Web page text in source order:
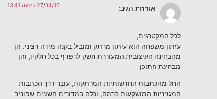
אורחת הגיב: 27/04/10 בשעה 13:41
לכל המקטרגים,
עיתון משפחה הוא עיתון מרתק ומוביל בקנה מידה רציני. הן
מהבחינה העיצובית המעוררת חשק לדפדף בכל חלקיו, והן
מבחינת התוכן:
החל מהכתבות החדשותיות המרתקות, עובר דרך הכתבות
המגזיניות המושקעות ברמה, וכלה במדורים השונים שפונים